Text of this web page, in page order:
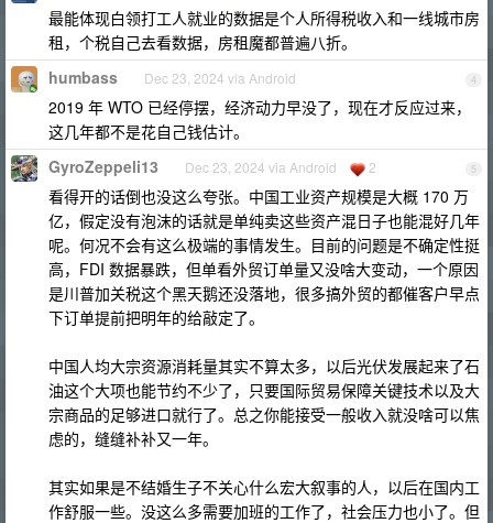
最能体现白领打工人就业的数据是个人所得税收入和一线城市房
租，个税自己去看数据，房租魔都普遍八折。
4
humbass Dec 23, 2024 via Android
2019 年 WTO 已经停摆，经济动力早没了，现在才反应过来，
这几年都不是花自己钱估计。
5
GyroZeppeli13 Dec 23, 2024 via Android 2
看得开的话倒也没这么夸张。中国工业资产规模是大概 170 万
亿，假定没有泡沫的话就是单纯卖这些资产混日子也能混好几年
呢。何况不会有这么极端的事情发生。目前的问题是不确定性挺
高，FDI 数据暴跌，但单看外贸订单量又没啥大变动，一个原因
是川普加关税这个黑天鹅还没落地，很多搞外贸的都催客户早点
下订单提前把明年的给敲定了。
中国人均大宗资源消耗量其实不算太多，以后光伏发展起来了石
油这个大项也能节约不少了，只要国际贸易保障关键技术以及大
宗商品的足够进口就行了。总之你能接受一般收入就没啥可以焦
虑的，缝缝补补又一年。
其实如果是不结婚生子不关心什么宏大叙事的人，以后在国内工
作舒服一些。没这么多需要加班的工作了，社会压力也小了。但